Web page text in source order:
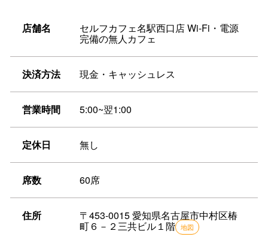
店舗名 セルフカフェ名駅西口店 Wi-Fi・電源
完備の無人カフェ
決済方法 現金・キャッシュレス
営業時間 5:00~翌1:00
定休日 無し
席数 60席
住所 〒453-0015 愛知県名古屋市中村区椿
町６－２三共ビル１階 地図